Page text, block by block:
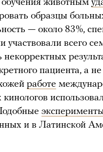
обучения животным
образцы
— около 83%,
участвовали всего
пациента, а
работе
и в Латинской